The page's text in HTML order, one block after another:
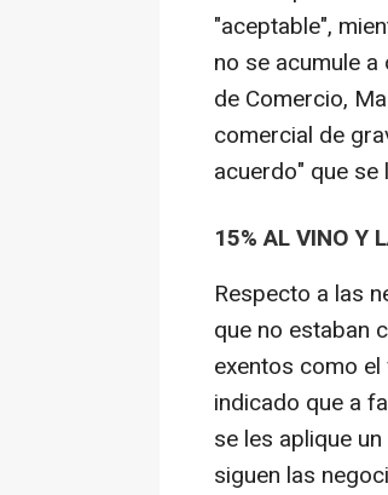
"aceptable",
no se acumule
de Comercio,
comercial de
acuerdo" que
15% AL VINO Y
Respecto a las
que no estaban
exentos como
indicado que a
se les aplique
siguen las